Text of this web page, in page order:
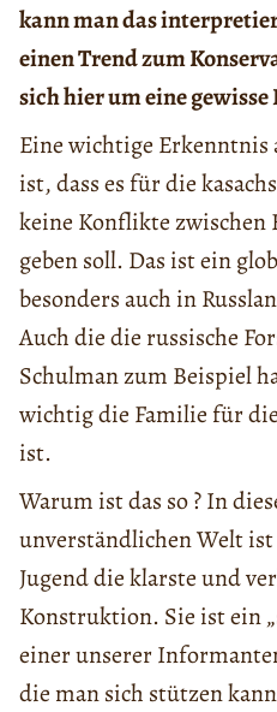
kann man das
einen Trend zum
sich hier um eine
Eine wichtige Erkenntnis
ist, dass es für die
keine Konflikte
geben soll. Das ist ein
besonders auch in
Auch die die russische
Schulman zum Beispiel
wichtig die Familie für
ist.
Warum ist das so ? In
unverständlichen Welt
Jugend die klarste und
Konstruktion. Sie ist ein
einer unserer
die man sich stützen